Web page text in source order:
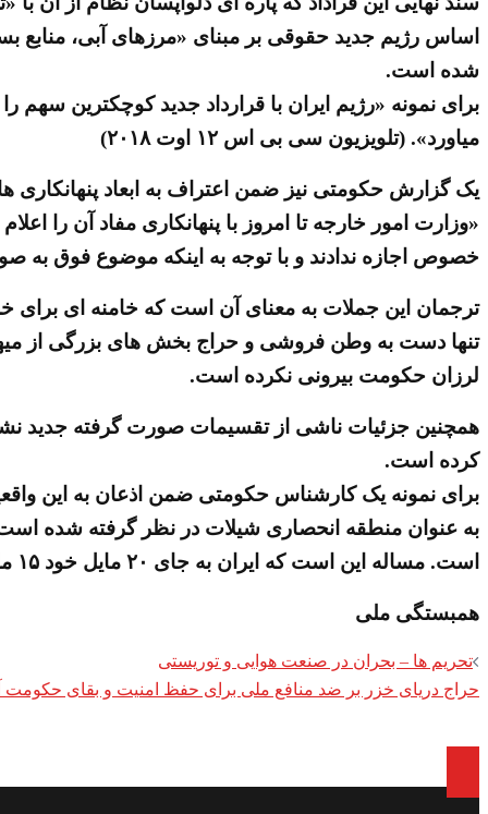
اساس رژیم جدید حقوقی بر مبنای «مرزهای آبی،
شده است.
میاورد». (تلویزیون سی بی اس ۱۲ اوت ۲۰۱۸)
یک گزارش حکومتی نیز ضمن اعتراف به ابعاد
«وزارت امور خارجه تا امروز با پنهانکاری مفاد آن را
خصوص اجازه ندادند و با توجه به اینکه موضوع فوق به صورت
ترجمان این جملات به معنای آن است که خامنه ای برای
تنها دست به وطن فروشی و حراج بخش های بزرگی از میهن
لرزان حکومت بیرونی نکرده است.
کرده است.
به عنوان منطقه انحصاری شیلات در نظر گرفته شده
است. مساله این است که ایران به جای ٢٠ مایل خود ١۵ مایل خواهد داشت. به اضافه آن ١٠ مایل منطقه انحصاری ماهیگیری». (سایت حکومتی جامعه ایرانی ۲۲ مرداد ۱۳۹۷)
همبستگی ملی
Post
تحریم ها – بحران در صنعت هوایی و توریستی
حراج دریای خزر بر ضد منافع ملی برای حفظ امنیت و بقای حکومت